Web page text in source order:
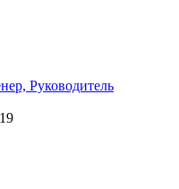
Руководитель